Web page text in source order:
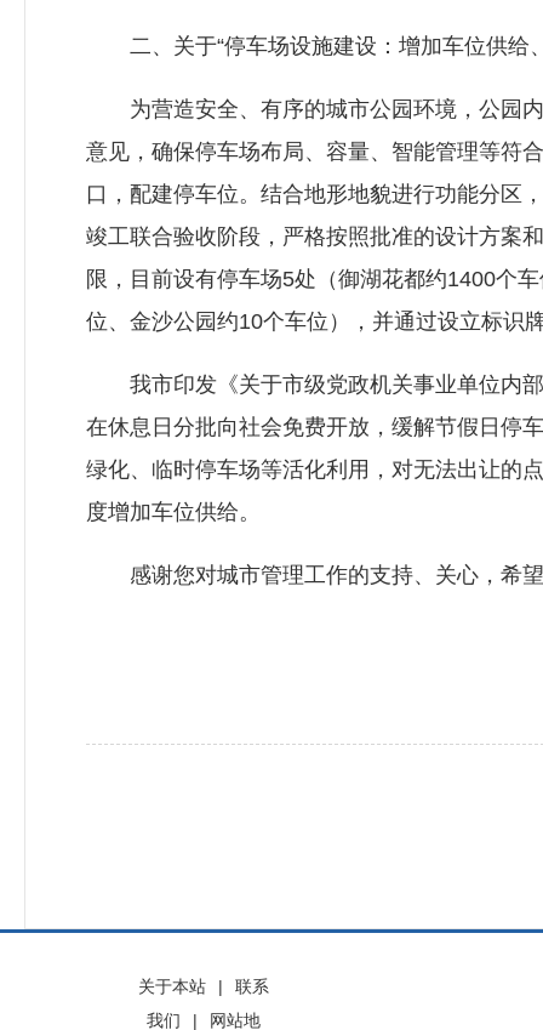
二、关于“停车场设施建设：增加车位供给
为营造安全、有序的城市公园环境，公园内
意见，确保停车场布局、容量、智能管理等符
口，配建停车位。结合地形地貌进行功能分区
竣工联合验收阶段，严格按照批准的设计方案
限，目前设有停车场5处（御湖花都约1400个
位、金沙公园约10个车位），并通过设立标识
我市印发《关于市级党政机关事业单位内部
在休息日分批向社会免费开放，缓解节假日停
绿化、临时停车场等活化利用，对无法出让的
度增加车位供给。
感谢您对城市管理工作的支持、关心，希望
关于本站 |
联系
我们
| 网站地